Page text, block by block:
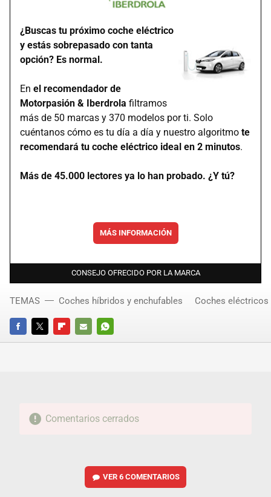
¿Buscas tu próximo coche eléctrico
y estás sobrepasado con tanta
opción? Es normal.
En el recomendador de
Motorpasión & Iberdrola filtramos
más de 50 marcas y 370 modelos por ti. Solo
cuéntanos cómo es tu día a día y nuestro algoritmo te
recomendará tu coche eléctrico ideal en 2 minutos.
Más de 45.000 lectores ya lo han probado. ¿Y tú?
MÁS INFORMACIÓN
CONSEJO OFRECIDO POR LA MARCA
FACEBOOKTWITTERFLIPBOARD
E-
WHATSAPP
TEMAS Coches híbridos y enchufables Coches eléctricos
Comentarios cerrados
VER6 COMENTARIOS